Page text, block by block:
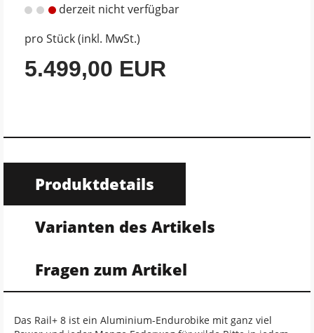
derzeit nicht verfügbar
pro Stück (inkl. MwSt.)
5.499,00 EUR
Produktdetails
Varianten des Artikels
Fragen zum Artikel
Das Rail+ 8 ist ein Aluminium-Endurobike mit ganz viel